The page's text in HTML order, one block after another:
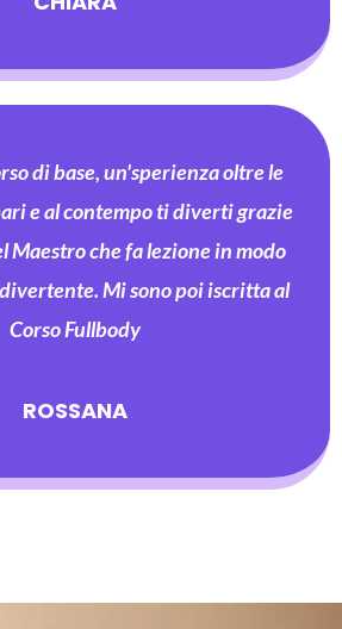
di base, un'sperienza oltre le
e al contempo ti diverti grazie
Maestro che fa lezione in modo
Mi sono poi iscritta al
Corso Fullbody
ROSSANA